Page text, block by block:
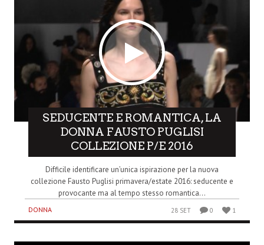
SEDUCENTE E ROMANTICA, LA
DONNA FAUSTO PUGLISI
COLLEZIONE P/E 2016
Difficile identificare un’unica ispirazione per la nuova
collezione Fausto Puglisi primavera/estate 2016: seducente e
provocante ma al tempo stesso romantica...
DONNA 28 SET 0 1